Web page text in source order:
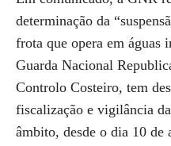
determinação da
frota que opera em águas
Guarda Nacional
Controlo Costeiro, tem
fiscalização e vigilância
âmbito, desde o dia 10 de